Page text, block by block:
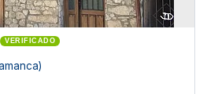
VERIFICADO